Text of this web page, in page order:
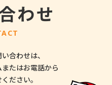
わせ
合わせは、
たはお電話から
ださい。